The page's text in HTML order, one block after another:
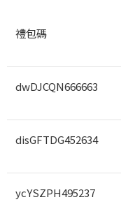
禮包碼
dwDJCQN666663
disGFTDG452634
ycYSZPH495237